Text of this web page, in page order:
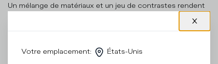
Un mélange de matériaux et un jeu de contrastes rendent
une icône comme la Prsx montante unique. La tige
combine le suède, le cuir et la peau de poulain léopard. La
construction reste emblématique, avec un écusson en
des salissures pour un effet vieilli. Coupe standard : nous
Votre emplacement: États-Unis